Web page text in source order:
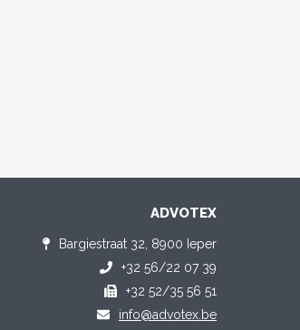
ADVOTEX
Bargiestraat 32, 8900 Ieper
+32 56/22 07 39
+32 52/35 56 51
info@advotex.be